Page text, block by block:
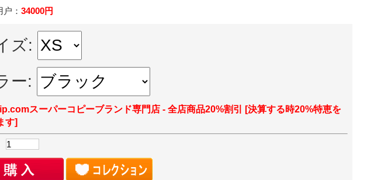
： 34000円
ズ:
ー:
スーパーコピーブランド専門店 - 全店商品20%割引 [決算する時20%特恵を
す]